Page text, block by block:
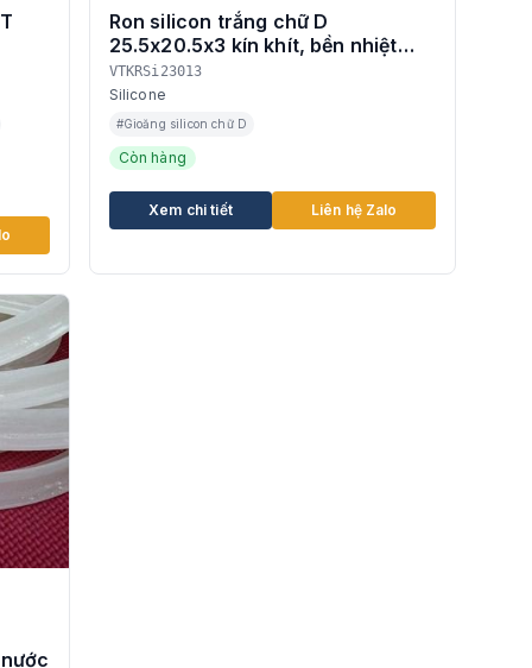
Ron silicon trắng chữ D
25.5x20.5x3 kín khít, bền nhiệt
cao
VTKRSi23013
Silicone
#Gioăng silicon chữ D
Còn hàng
Xem chi tiết Liên hệ Zalo